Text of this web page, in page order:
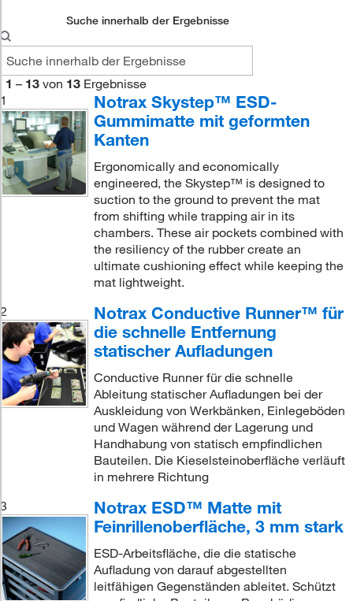
Suche innerhalb der Ergebnisse
1 – 13 von 13 Ergebnisse
1
Notrax Skystep™ ESD-
Gummimatte mit geformten
Kanten
Ergonomically and economically
engineered, the Skystep™ is designed to
suction to the ground to prevent the mat
from shifting while trapping air in its
chambers. These air pockets combined with
the resiliency of the rubber create an
ultimate cushioning effect while keeping the
mat lightweight.
2
Notrax Conductive Runner™ für
die schnelle Entfernung
statischer Aufladungen
Conductive Runner für die schnelle
Ableitung statischer Aufladungen bei der
Auskleidung von Werkbänken, Einlegeböden
und Wagen während der Lagerung und
Handhabung von statisch empfindlichen
Bauteilen. Die Kieselsteinoberfläche verläuft
in mehrere Richtung
3
Notrax ESD™ Matte mit
Feinrillenoberfläche, 3 mm stark
ESD-Arbeitsfläche, die die statische
Aufladung von darauf abgestellten
leitfähigen Gegenständen ableitet. Schützt